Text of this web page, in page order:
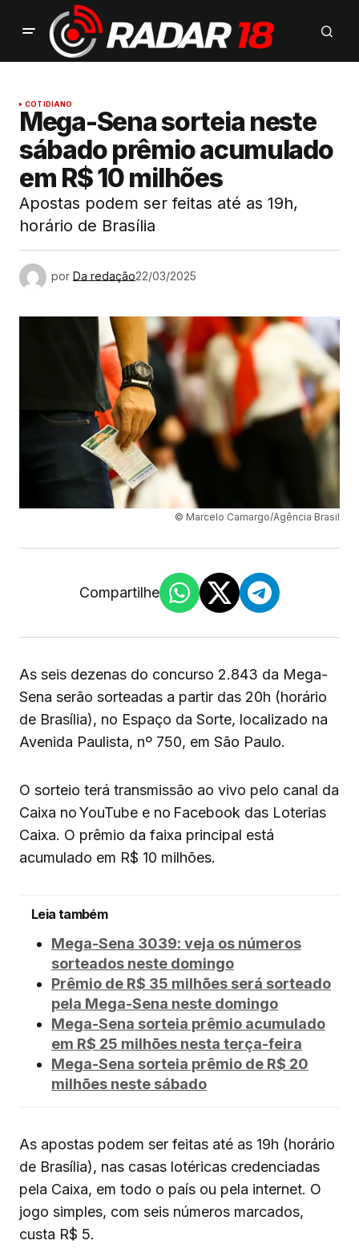
COTIDIANO
Mega-Sena sorteia neste
sábado prêmio acumulado
em R$ 10 milhões
Apostas podem ser feitas até as 19h,
horário de Brasília
por Da redação22/03/2025
© Marcelo Camargo/Agência Brasil
Compartilhe
As seis dezenas do concurso 2.843 da Mega-
Sena serão sorteadas a partir das 20h (horário
de Brasília), no Espaço da Sorte, localizado na
Avenida Paulista, nº 750, em São Paulo.
O sorteio terá transmissão ao vivo pelo canal da
Caixa no YouTube e no Facebook das Loterias
Caixa. O prêmio da faixa principal está
acumulado em R$ 10 milhões.
Leia também
Mega-Sena 3039: veja os números
sorteados neste domingo
Prêmio de R$ 35 milhões será sorteado
pela Mega-Sena neste domingo
Mega-Sena sorteia prêmio acumulado
em R$ 25 milhões nesta terça-feira
Mega-Sena sorteia prêmio de R$ 20
milhões neste sábado
As apostas podem ser feitas até as 19h (horário
de Brasília), nas casas lotéricas credenciadas
pela Caixa, em todo o país ou pela internet. O
jogo simples, com seis números marcados,
custa R$ 5.